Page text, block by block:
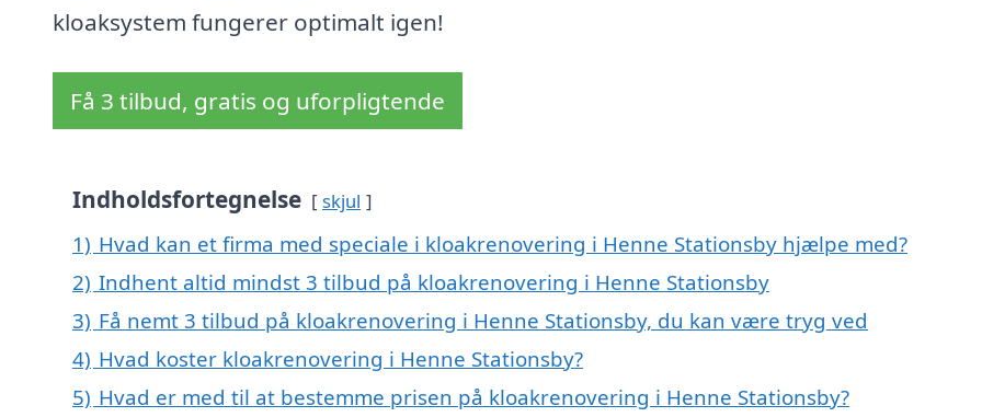
kloaksystem fungerer optimalt igen!
Få 3 tilbud, gratis og uforpligtende
Indholdsfortegnelse skjul
1) Hvad kan et firma med speciale i kloakrenovering i Henne Stationsby hjælpe med?
2) Indhent altid mindst 3 tilbud på kloakrenovering i Henne Stationsby
3) Få nemt 3 tilbud på kloakrenovering i Henne Stationsby, du kan være tryg ved
4) Hvad koster kloakrenovering i Henne Stationsby?
5) Hvad er med til at bestemme prisen på kloakrenovering i Henne Stationsby?